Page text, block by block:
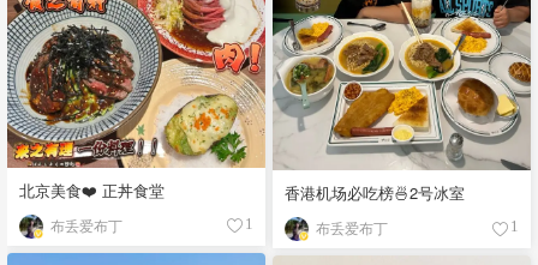
香港机场必吃榜🍜2号冰室
布丢爱布丁 1
北京美食❤️ 正丼食堂
布丢爱布丁 1